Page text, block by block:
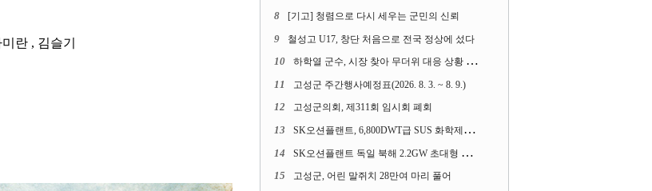
미란 , 김슬기
8 [기고] 청렴으로 다시 세우는 군민의 신뢰
9 철성고 U17, 창단 처음으로 전국 정상에 섰다
10 하학열 군수, 시장 찾아 무더위 대응 상황 살펴
11 고성군 주간행사예정표(2026. 8. 3. ~ 8. 9.)
12 고성군의회, 제311회 임시회 폐회
13 SK오션플랜트, 6,800DWT급 SUS 화학제품운반선 2척 수주
14 SK오션플랜트 독일 북해 2.2GW 초대형 해상변전소 하부구조물 수주
15 고성군, 어린 말쥐치 28만여 마리 풀어